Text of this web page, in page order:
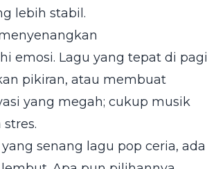
lebih stabil.
emosi. Lagu yang tepat di pagi
pikiran, atau membuat
yang megah; cukup musik
senang lagu pop ceria, ada